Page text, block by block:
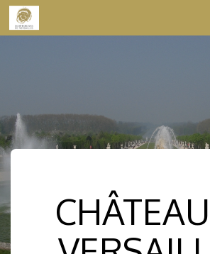
Skip to content